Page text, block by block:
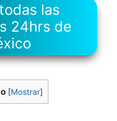
las
24hrs de
[Mostrar]